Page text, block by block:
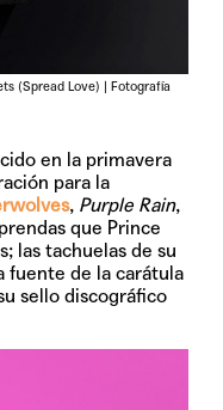
(Spread Love) | Fotografía
en la primavera
para la
, Purple Rain,
que Prince
las tachuelas de su
fuente de la carátula
sello discográfico